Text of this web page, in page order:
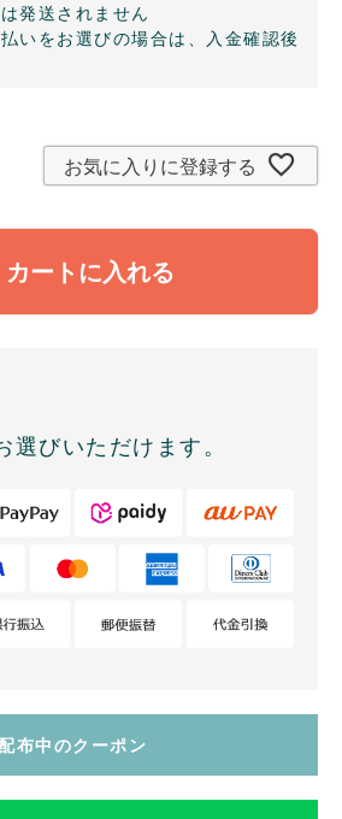
発送されません
いをお選びの場合は、入金確認後
お気に入りに登録する
カートに入れる
選びいただけます。
布中のクーポン